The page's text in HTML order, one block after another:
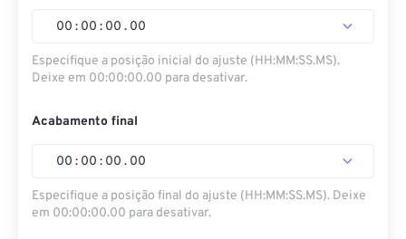
00 : 00 : 00 . 00
Especifique a posição inicial do ajuste (HH:MM:SS.MS).
Deixe em 00:00:00.00 para desativar.
Acabamento final
00 : 00 : 00 . 00
Especifique a posição final do ajuste (HH:MM:SS.MS). Deixe
em 00:00:00.00 para desativar.